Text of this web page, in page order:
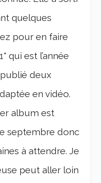
quelques
pour en faire
qui est l’année
publié deux
en vidéo.
album est
septembre donc
à attendre. Je
peut aller loin